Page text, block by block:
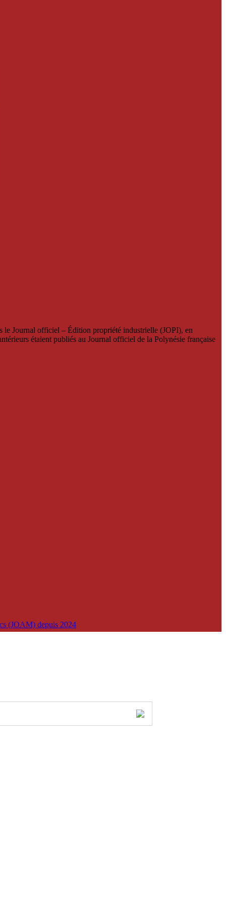
le Journal officiel – Édition propriété industrielle (JOPI), en
étaient publiés au Journal officiel de la Polynésie française
(JOAM) depuis 2024